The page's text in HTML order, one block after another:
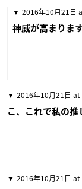
2016年10月21日
神威が高まりま
2016年10月21日 at
こ、これで私の
2016年10月21日 at